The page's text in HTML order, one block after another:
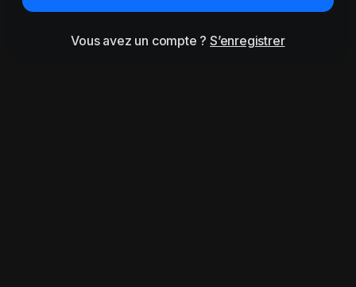
Vous avez un compte ?S’enregistrer